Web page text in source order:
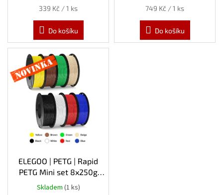
Měrná
339 Kč / 1 ks
Do košíku
Měrná
749 Kč / 1 ks
Do košíku
Novinka
ELEGOO | PETG | Rapid
PETG Mini set 8x250g
varianta 2 | 1.75mm | 2kg
Skladem (1 ks)